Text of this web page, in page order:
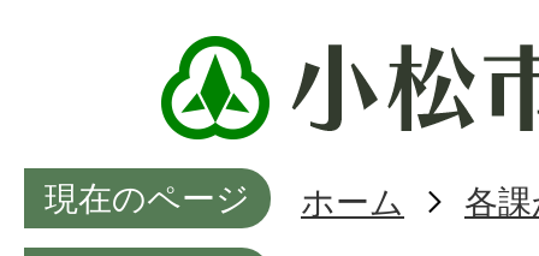
現在のページ ホーム
各